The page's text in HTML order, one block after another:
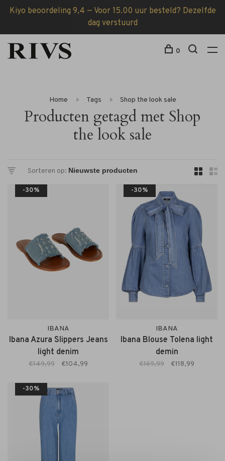
Kiyo beoordeling 9,4 — Voor 15.00 uur besteld? Dezelfde
dag verstuurd
0
Home Tags Shop the look sale
Producten getagd met Shop
the look sale
Sorteren op:
-30%
IBANA
Ibana Azura Slippers Jeans
light denim
€149,99 €104,99
-30%
IBANA
Ibana Blouse Tolena light
demin
€169,99 €118,99
-30%